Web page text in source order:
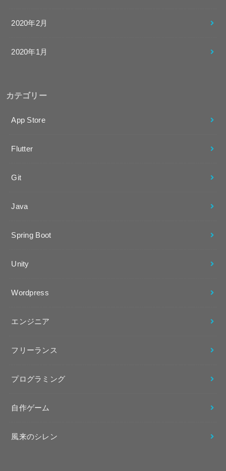
2020年2月
2020年1月
カテゴリー
App Store
Flutter
Git
Java
Spring Boot
Unity
Wordpress
エンジニア
フリーランス
プログラミング
自作ゲーム
風来のシレン